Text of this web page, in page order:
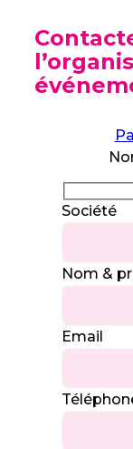
Société
Nom &
Email